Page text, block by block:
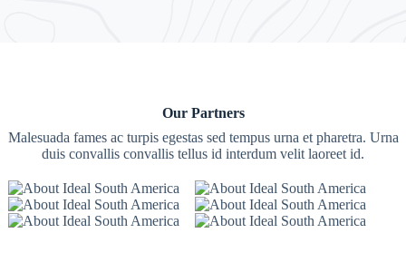
Our Partners
Malesuada fames ac turpis egestas sed tempus urna et pharetra. Urna
duis convallis convallis tellus id interdum velit laoreet id.